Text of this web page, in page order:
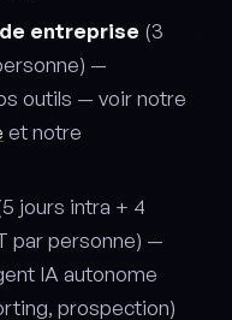
entreprise (3
—
outils — voir notre
et notre
jours intra + 4
par personne) —
IA autonome
prospection)